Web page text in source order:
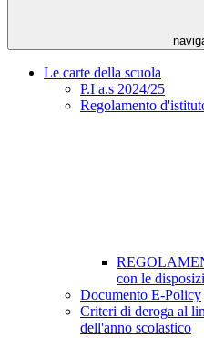
Le carte della scuola
P.I a.s 2024/25
Regolamento
con le
Documento E-Policy
Criteri di deroga al
dell'anno scolastico